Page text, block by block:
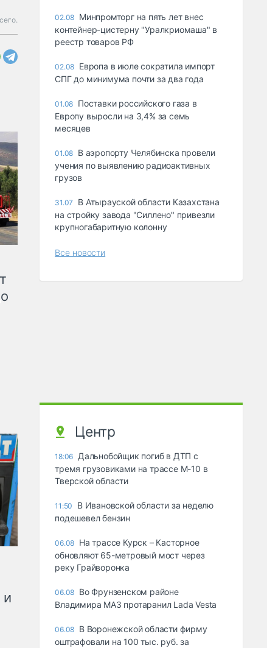
и
02.08 Минпромторг на пять лет внес
контейнер-цистерну "Уралкриомаша" в
реестр товаров РФ
02.08 Европа в июле сократила импорт
СПГ до минимума почти за два года
01.08 Поставки российского газа в
Европу выросли на 3,4% за семь
месяцев
01.08 В аэропорту Челябинска провели
учения по выявлению радиоактивных
грузов
31.07
В Атырауской области Казахстана
на стройку завода "Силлено" привезли
крупногабаритную колонну
Все новости
Центр
18:06 Дальнобойщик погиб в ДТП с
тремя грузовиками на трассе М-10 в
Тверской области
11:50
В Ивановской области за неделю
подешевел бензин
06.08 На трассе Курск – Касторное
обновляют 65-метровый мост через
реку Грайворонка
06.08 Во Фрунзенском районе
Владимира МАЗ протаранил Lada Vesta
06.08 В Воронежской области фирму
оштрафовали на 100 тыс. руб. за